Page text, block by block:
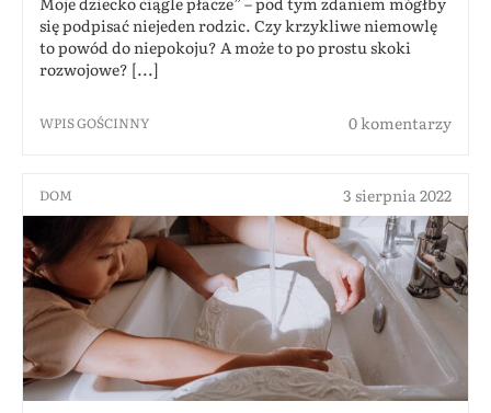
się podpisać niejeden rodzic. Czy krzykliwe niemowlę
to powód do niepokoju? A może to po prostu skoki
rozwojowe? [...]
WPIS GOŚCINNY 0 komentarzy
DOM 3 sierpnia 2022